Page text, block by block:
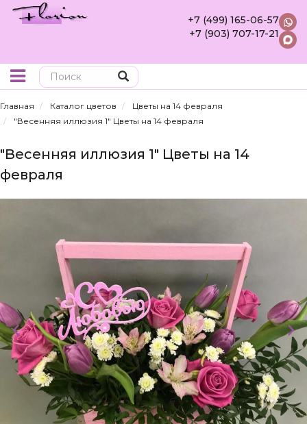
+7 (499) 165-06-57
+7 (903) 707-17-21
Главная Каталог цветов
Цветы на 14 февраля
"Весенняя иллюзия 1" Цветы на 14 февраля
"Весенняя иллюзия 1" Цветы на 14
февраля